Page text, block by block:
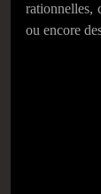
rationnelles,
ou encore